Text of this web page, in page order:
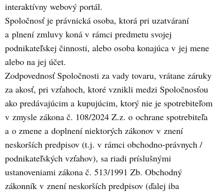
interaktívny webový portál.
Spoločnosť je právnická osoba, ktorá pri uzatváraní
a plnení zmluvy koná v rámci predmetu svojej
podnikateľskej činnosti, alebo osoba konajúca v jej mene
alebo na jej účet.
Zodpovednosť Spoločnosti za vady tovaru, vrátane záruky
za akosť, pri vzťahoch, ktoré vznikli medzi Spoločnosťou
ako predávajúcim a kupujúcim, ktorý nie je spotrebiteľom
v zmysle zákona č. 108/2024 Z.z. o ochrane spotrebiteľa
a o zmene a doplnení niektorých zákonov v znení
neskorších predpisov (t.j. v rámci obchodno-právnych /
podnikateľských vzťahov), sa riadi príslušnými
ustanoveniami zákona č. 513/1991 Zb. Obchodný
zákonník v znení neskorších predpisov (ďalej iba